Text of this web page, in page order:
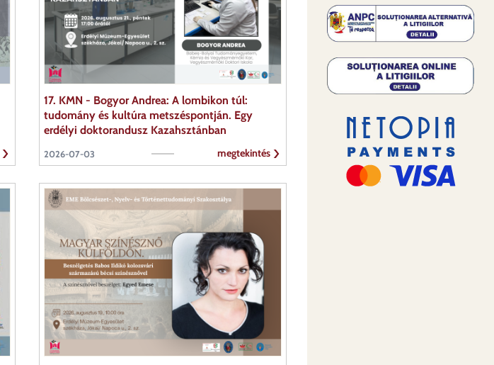
17. KMN - Bogyor Andrea: A lombikon túl:
tudomány és kultúra metszéspontján. Egy
erdélyi doktorandusz Kazahsztánban
2026-07-03 megtekintés